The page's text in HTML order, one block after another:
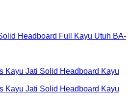
Headboard Full Kayu Utuh BA-